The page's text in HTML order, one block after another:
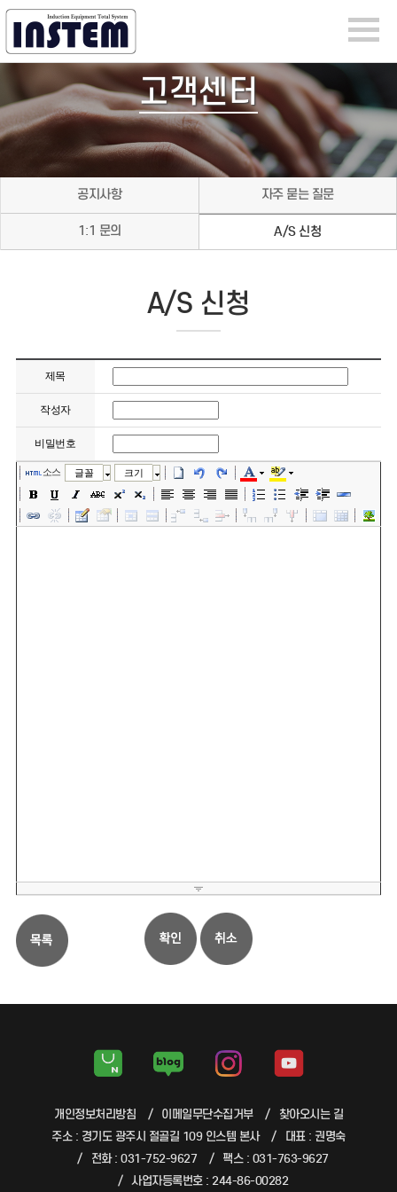
고객센터
공지사항 자주 묻는 질문
1:1 문의 A/S 신청
A/S 신청
제목
작성자
비밀번호
소스 글꼴 크기
개인정보처리방침 이메일무단수집거부
찾아오시는 길
주소 : 경기도 광주시 절골길 109 인스템 본사
대표 : 권명숙
전화 : 031-752-9627
팩스 : 031-763-9627
사업자등록번호 : 244-86-00282